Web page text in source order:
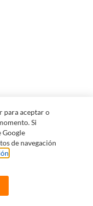
para aceptar o
Si
Google
de navegación